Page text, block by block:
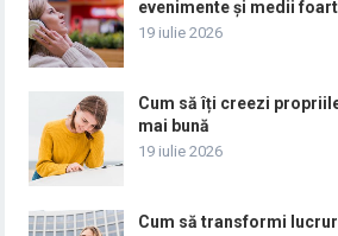
evenimente și medii
19 iulie 2026
Cum să îți creezi
mai bună
19 iulie 2026
Cum să transformi